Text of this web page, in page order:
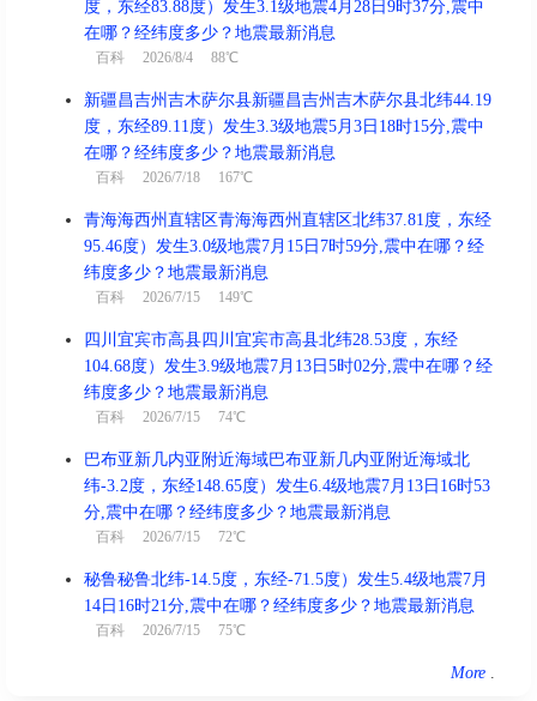
度，东经83.88度）发生3.1级地震4月28日9时37分,震中
在哪？经纬度多少？地震最新消息
百科 2026/8/4 88℃
新疆昌吉州吉木萨尔县新疆昌吉州吉木萨尔县北纬44.19
度，东经89.11度）发生3.3级地震5月3日18时15分,震中
在哪？经纬度多少？地震最新消息
百科 2026/7/18 167℃
青海海西州直辖区青海海西州直辖区北纬37.81度，东经
95.46度）发生3.0级地震7月15日7时59分,震中在哪？经
纬度多少？地震最新消息
百科 2026/7/15 149℃
四川宜宾市高县四川宜宾市高县北纬28.53度，东经
104.68度）发生3.9级地震7月13日5时02分,震中在哪？经
纬度多少？地震最新消息
百科 2026/7/15 74℃
巴布亚新几内亚附近海域巴布亚新几内亚附近海域北
纬-3.2度，东经148.65度）发生6.4级地震7月13日16时53
分,震中在哪？经纬度多少？地震最新消息
百科 2026/7/15 72℃
秘鲁秘鲁北纬-14.5度，东经-71.5度）发生5.4级地震7月
14日16时21分,震中在哪？经纬度多少？地震最新消息
百科 2026/7/15 75℃
More .